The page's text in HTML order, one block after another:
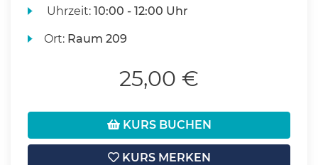
Uhrzeit:10:00 - 12:00 Uhr
Ort: Raum 209
25,00 €
KURS BUCHEN
KURS MERKEN